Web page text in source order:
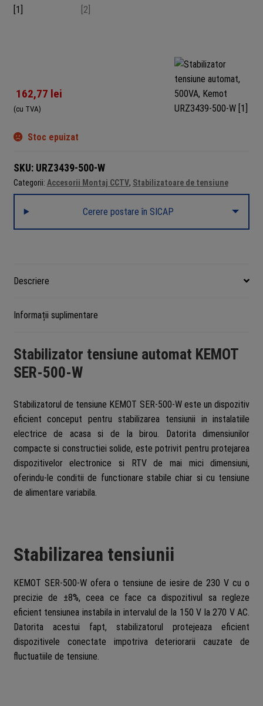
162,77 lei
(cu TVA)
Stoc epuizat
SKU: URZ3439-500-W
Categorii: Accesorii Montaj CCTV, Stabilizatoare de tensiune
Cerere postare în SICAP
Descriere
Informații suplimentare
Stabilizator tensiune automat KEMOT
SER-500-W
Stabilizatorul de tensiune KEMOT SER-500-W este un dispozitiv
eficient conceput pentru stabilizarea tensiunii in instalatiile
electrice de acasa si de la birou. Datorita dimensiunilor
compacte si constructiei solide, este potrivit pentru protejarea
dispozitivelor electronice si RTV de mai mici dimensiuni,
oferindu-le conditii de functionare stabile chiar si cu tensiune
de alimentare variabila.
Stabilizarea tensiunii
KEMOT SER-500-W ofera o tensiune de iesire de 230 V cu o
precizie de ±8%, ceea ce face ca dispozitivul sa regleze
eficient tensiunea instabila in intervalul de la 150 V la 270 V AC.
Datorita acestui fapt, stabilizatorul protejeaza eficient
dispozitivele conectate impotriva deteriorarii cauzate de
fluctuatiile de tensiune.